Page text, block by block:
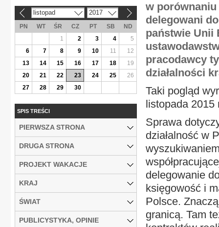
w
delegowani
państwie Unii
pracodawcy
działalności
Taki pogląd
listopada 2015
Sprawa
działalność w
delegowanie
księgowość i
Polsce.
granicą. Tam
listopad 2017
PN WT ŚR CZ PT SB
ND
1
2 3 4
5
6
7 8 9 10 11
12
13
14 15 16 17 18
19
20
21 22 23 24 25
26
27
28 29 30
SPIS TREŚCI
PIERWSZA STRONA
DRUGA STRONA
PROJEKT WAKACJE
KRAJ
ŚWIAT
PUBLICYSTYKA, OPINIE